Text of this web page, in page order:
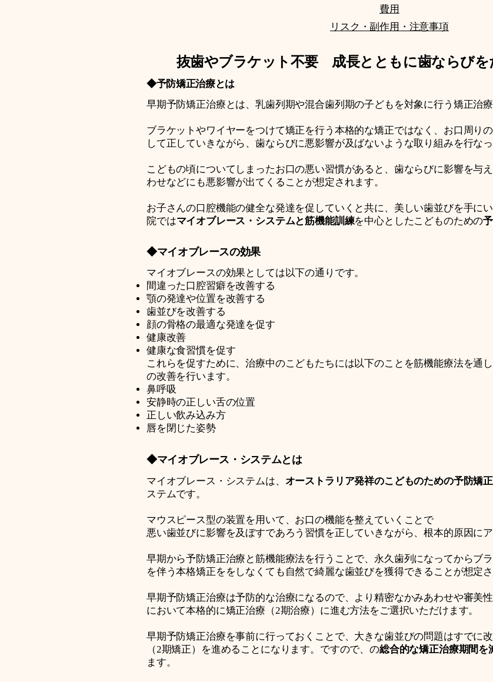
費用
​リスク・副作用・注意事項​
抜歯やブラケット不要 成長とともに歯ならびを
◆予防矯正治療とは
早期予防矯正治療とは、乳歯列期や混合歯列期の子どもを対象に行う矯正治療
ブラケットやワイヤーをつけて矯正を行う本格的な矯正ではなく、お口周り
して正していきながら、歯ならびに悪影響が及ばないような取り組みを行な
こどもの頃についてしまったお口の悪い習慣があると、歯ならびに影響を与
わせなどにも悪影響が出てくることが想定されます。
お子さんの口腔機能の健全な発達を促していくと共に、美しい歯並びを手に
院ではマイオブレース・システムと筋機能訓練を中心としたこどものための
◆マイオブレースの効果
マイオブレースの効果としては以下の通りです。
間違った口腔習癖を改善する
顎の発達や位置を改善する
歯並びを改善する
顔の骨格の最適な発達を促す
健康改善
健康な食習慣を促す
これらを促すために、治療中のこどもたちには以下のことを筋機能療法を通
の改善を行います。
鼻呼吸
安静時の正しい舌の位置
正しい飲み込み方
唇を閉じた姿勢
◆マイオブレース・システムとは
マイオブレース・システムは、 オーストラリア発祥のこどものための予防矯
ステムです。
マウスピース型の装置を用いて、お口の機能を整えていくことで
悪い歯並びに影響を及ぼすであろう習慣を正していきながら、根本的原因に
早期から予防矯正治療と筋機能療法を行うことで、永久歯列になってからブ
を伴う本格矯正ををしなくても自然で綺麗な歯並びを獲得できることが想定さ
早期予防矯正治療は予防的な治療になるので、より精密なかみあわせや審美
において本格的に矯正治療（2期治療）に進む方法をご選択いただけます。
早期予防矯正治療を事前に行っておくことで、大きな歯並びの問題はすでに
（2期矯正）を進めることになります。ですので、の総合的な矯正治療期間を
ます。